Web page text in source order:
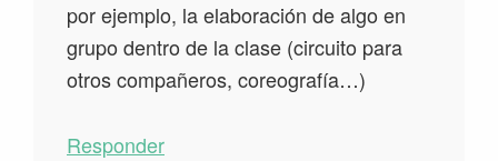
por ejemplo, la elaboración de algo en
grupo dentro de la clase (circuito para
otros compañeros, coreografía…)
Responder